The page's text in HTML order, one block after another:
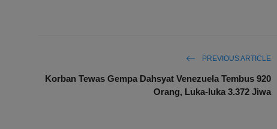
PREVIOUS ARTICLE
Korban Tewas Gempa Dahsyat Venezuela Tembus 920
Orang, Luka-luka 3.372 Jiwa